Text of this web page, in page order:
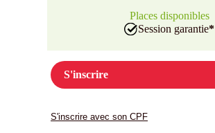
Places disponibles
Session garantie*
S'inscrire
S'inscrire avec son CPF